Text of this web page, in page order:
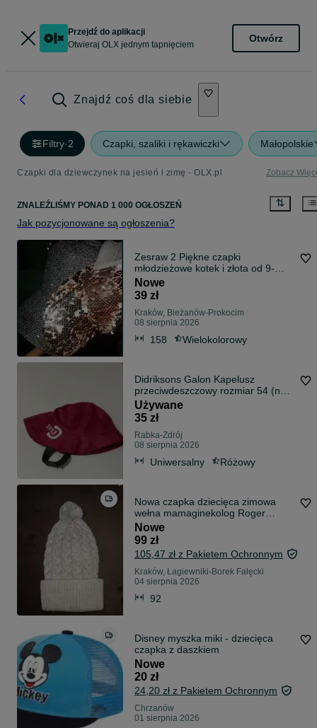
Przejdź do aplikacji
Otwieraj OLX jednym tapnięciem
Otwórz
Znajdź coś dla siebie
Filtry·2 Czapki, szaliki i rękawiczki Małopolskie
Czapki dla dziewczynek na jesień i zimę - OLX.pl Zobacz
ZNALEŹLIŚMY PONAD 1 000 OGŁOSZEŃ
Jak pozycjonowane są ogłoszenia?
Zesraw 2 Piękne czapki
młodzieżowe kotek i złota od 9-
30lat
Nowe
39 zł
Kraków, Bieżanów-Prokocim
08 sierpnia 2026
158 Wielokolorowy
Didriksons Galon Kapelusz
przeciwdeszczowy rozmiar 54 (na
5-8 lat)
Używane
35 zł
Rabka-Zdrój
08 sierpnia 2026
Uniwersalny Różowy
Nowa czapka dziecięca zimowa
wełna mamaginekolog Roger
publishing
Nowe
99 zł
105,47 zł z Pakietem Ochronnym
Kraków, Łagiewniki-Borek Fałęcki
04 sierpnia 2026
92
Disney myszka miki - dziecięca
czapka z daszkiem
Nowe
20 zł
24,20 zł z Pakietem Ochronnym
Chrzanów
01 sierpnia 2026